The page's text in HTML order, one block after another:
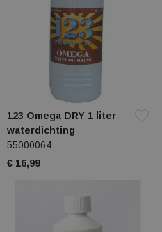
123 Omega DRY 1 liter
waterdichting
55000064
€ 16,99